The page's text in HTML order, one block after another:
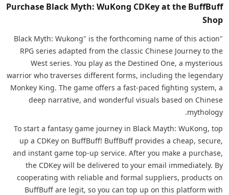
Purchase Black Myth: WuKong CDKey at the BuffBuff
Shop
"Black Myth: Wukong" is the forthcoming name of this action
RPG series adapted from the classic Chinese Journey to the
West series. You play as the Destined One, a mysterious
warrior who traverses different forms, including the legendary
Monkey King. The game offers a fast-paced fighting system, a
deep narrative, and wonderful visuals based on Chinese
mythology.
To start a fantasy game journey in Black Mayth: WuKong, top
up a CDKey on BuffBuff! BuffBuff provides a cheap, secure,
and instant game top-up service. After you make a purchase,
the CDKey will be delivered to your email immediately. By
cooperating with reliable and formal suppliers, products on
BuffBuff are legit, so you can top up on this platform with